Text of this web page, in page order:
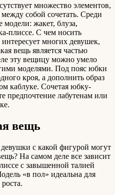
множество элементов,
собой сочетать. Среди
модели: жакет, блуза,
плиссе. С чем носить
многих девушек,
вещь является частью
эту вещицу можно умело
моделями. Под пояс юбки
кроя, а дополнить образ
каблуке. Сочетая юбку-
предпочтение лабутенам или
вещь
с какой фигурой могут
На самом деле все зависит
с завышенной талией
«в пол» идеальна для